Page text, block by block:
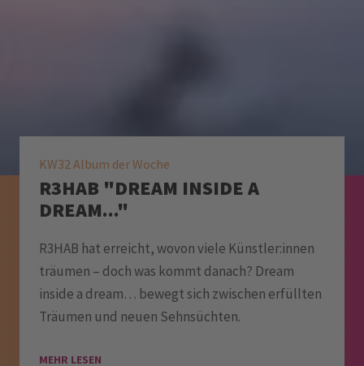
KW32 Album der Woche
R3HAB "DREAM INSIDE A
DREAM..."
R3HAB hat erreicht, wovon viele Künstler:innen
träumen – doch was kommt danach? Dream
inside a dream… bewegt sich zwischen erfüllten
Träumen und neuen Sehnsüchten.
MEHR LESEN